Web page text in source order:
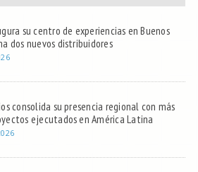
su centro de experiencias en Buenos
dos nuevos distribuidores
consolida su presencia regional con más
ejecutados en América Latina